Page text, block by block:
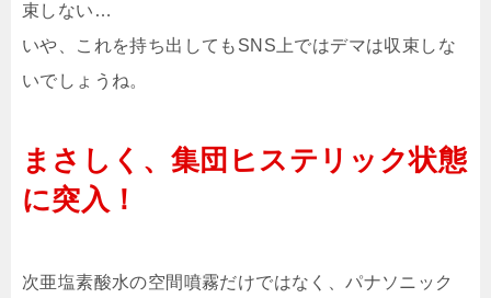
束しない…
いや、これを持ち出してもSNS上ではデマは収束しな
いでしょうね。
まさしく、集団ヒステリック状態
に突入！
次亜塩素酸水の空間噴霧だけではなく、パナソニック